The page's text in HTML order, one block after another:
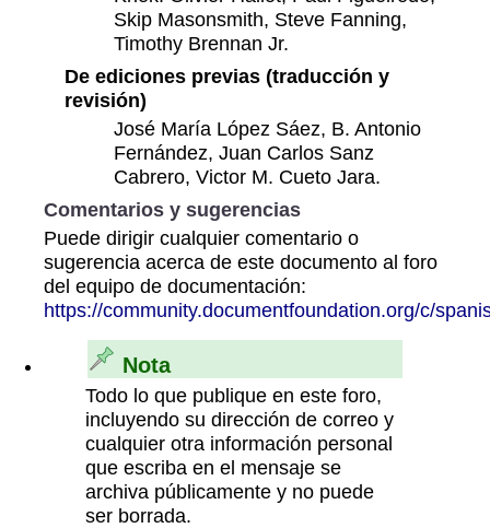
Skip Masonsmith, Steve Fanning,
Timothy Brennan Jr.
De ediciones previas (traducción y
revisión)
José María López Sáez, B. Antonio
Fernández, Juan Carlos Sanz
Cabrero, Victor M. Cueto Jara.
Comentarios y sugerencias
Puede dirigir cualquier comentario o
sugerencia acerca de este documento al foro
del equipo de documentación:
https://community.documentfoundation.org/c/
Nota
Todo lo que publique en este foro,
incluyendo su dirección de correo y
cualquier otra información personal
que escriba en el mensaje se
archiva públicamente y no puede
ser borrada.